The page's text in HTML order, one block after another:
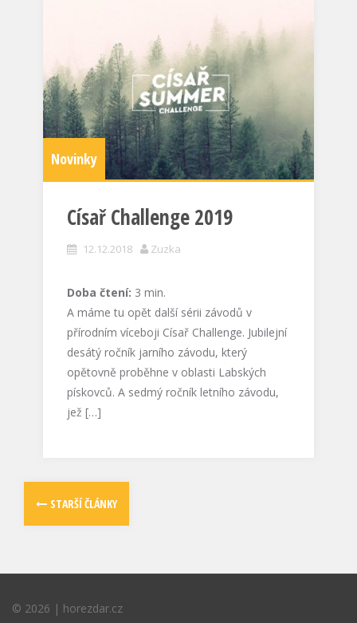
Novinky
Císař Challenge 2019
12.12.2018 Zuzka
Doba čtení: 3 min.
A máme tu opět další sérii závodů v
přírodním víceboji Císař Challenge. Jubilejní
desátý ročník jarního závodu, který
opětovně proběhne v oblasti Labských
pískovců. A sedmý ročník letního závodu,
jež […]
STARŠÍ ČLÁNKY
© 2026 | horezdar.cz